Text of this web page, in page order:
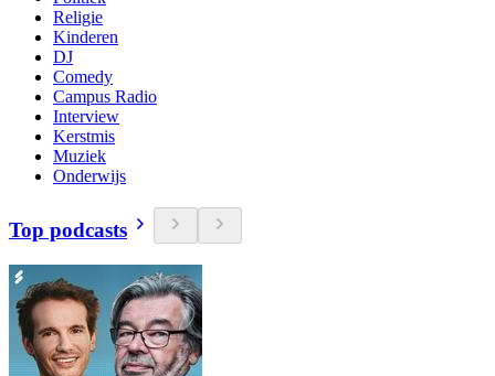
Religie
Kinderen
DJ
Comedy
Campus Radio
Interview
Kerstmis
Muziek
Onderwijs
Top podcasts